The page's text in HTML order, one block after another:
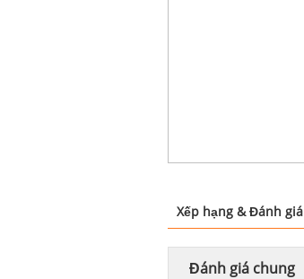
Xếp hạng & Đánh giá
Đánh giá chung